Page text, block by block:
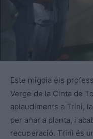
Este migdia els
Verge de la Cinta de
aplaudiments a Trini,
per anar a planta, i
recuperació. Trini és